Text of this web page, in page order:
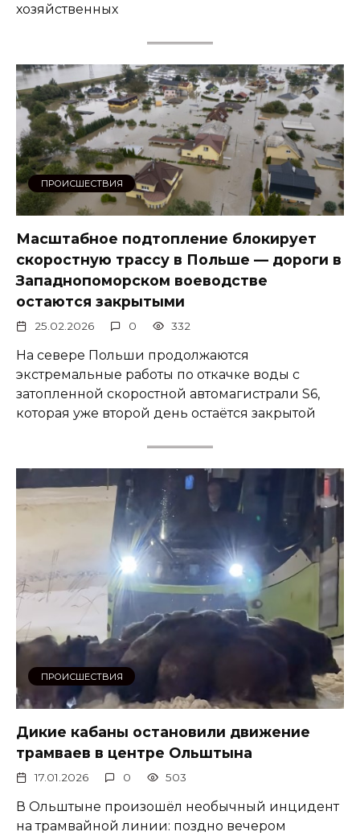
хозяйственных
ПРОИСШЕСТВИЯ
Масштабное подтопление блокирует
скоростную трассу в Польше — дороги в
Западнопоморском воеводстве
остаются закрытыми
25.02.2026 0 332
На севере Польши продолжаются
экстремальные работы по откачке воды с
затопленной скоростной автомагистрали S6,
которая уже второй день остаётся закрытой
ПРОИСШЕСТВИЯ
Дикие кабаны остановили движение
трамваев в центре Ольштына
17.01.2026 0 503
В Ольштыне произошёл необычный инцидент
на трамвайной линии: поздно вечером